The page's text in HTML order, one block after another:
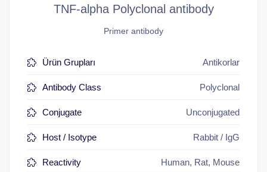
TNF-alpha Polyclonal antibody
Primer antibody
Ürün Grupları Antikorlar
Antibody Class Polyclonal
Conjugate Unconjugated
Host / Isotype Rabbit / IgG
Reactivity Human, Rat, Mouse